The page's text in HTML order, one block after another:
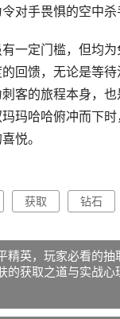
对手畏惧的空中杀
一定门槛，但均
回馈，无论是等
客的旅程本身，
玛哈哈俯冲而下
悦。
获取 钻石
精英，玩家必看的抽
的获取之道与实战心